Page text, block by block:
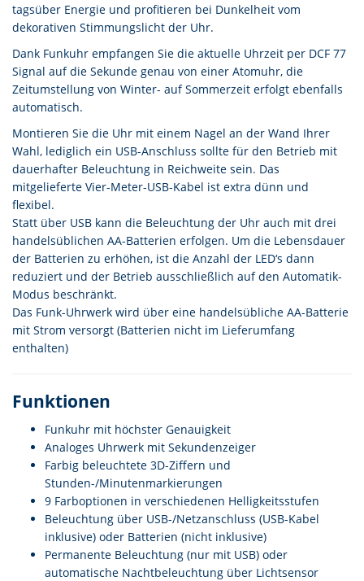
tagsüber Energie und profitieren bei Dunkelheit vom
dekorativen Stimmungslicht der Uhr.
Dank Funkuhr empfangen Sie die aktuelle Uhrzeit per DCF 77
Signal auf die Sekunde genau von einer Atomuhr, die
Zeitumstellung von Winter- auf Sommerzeit erfolgt ebenfalls
automatisch.
Montieren Sie die Uhr mit einem Nagel an der Wand Ihrer
Wahl, lediglich ein USB-Anschluss sollte für den Betrieb mit
dauerhafter Beleuchtung in Reichweite sein. Das
mitgelieferte Vier-Meter-USB-Kabel ist extra dünn und
flexibel.
Statt über USB kann die Beleuchtung der Uhr auch mit drei
handelsüblichen AA-Batterien erfolgen. Um die Lebensdauer
der Batterien zu erhöhen, ist die Anzahl der LED‘s dann
reduziert und der Betrieb ausschließlich auf den Automatik-
Modus beschränkt.
Das Funk-Uhrwerk wird über eine handelsübliche AA-Batterie
mit Strom versorgt (Batterien nicht im Lieferumfang
enthalten)
Funktionen
Funkuhr mit höchster Genauigkeit
Analoges Uhrwerk mit Sekundenzeiger
Farbig beleuchtete 3D-Ziffern und
Stunden-/Minutenmarkierungen
9 Farboptionen in verschiedenen Helligkeitsstufen
Beleuchtung über USB-/Netzanschluss (USB-Kabel
inklusive) oder Batterien (nicht inklusive)
Permanente Beleuchtung (nur mit USB) oder
automatische Nachtbeleuchtung über Lichtsensor